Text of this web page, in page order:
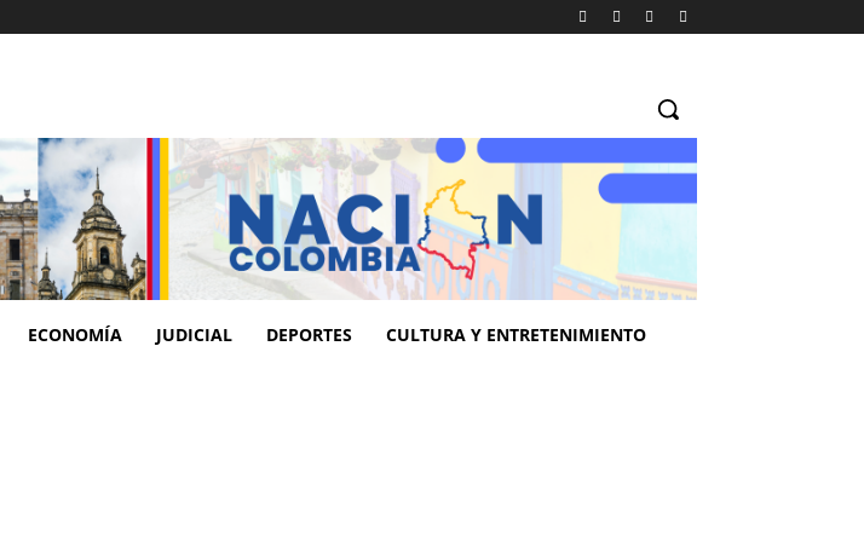
ECONOMÍA JUDICIAL DEPORTES CULTURA Y ENTRETENIMIENTO